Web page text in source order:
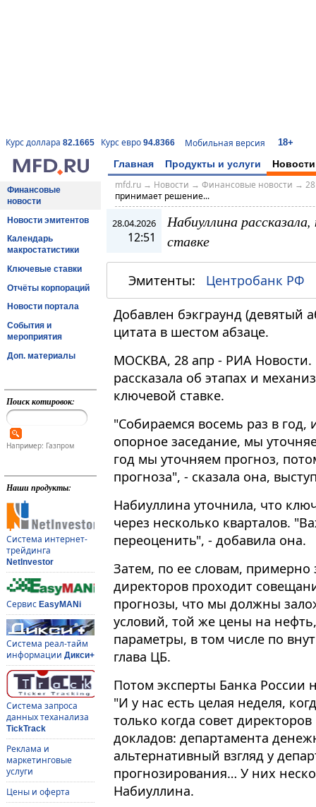
Курс доллара 82.1665 Курс евро 94.8366 Мобильная версия 18+
Главная Продукты и услуги Новости
Финансовые
новости
Новости эмитентов
Календарь
макростатистики
Ключевые ставки
Отчёты корпораций
Новости портала
События и
мероприятия
Доп. материалы
Поиск котировок:
Например: Газпром
Наши продукты:
Система интернет-
трейдинга
NetInvestor
Сервис EasyMANi
Система реал-тайм
информации Дикси+
Система запроса
данных теханализа
TickTrack
Реклама и
маркетинговые
услуги
Цены и оферта
mfd.ru→ Новости → Финансовые новости →
принимает решение...
28.04.2026
12:51
Набиуллина
ставке
Эмитенты: Центробанк РФ
Добавлен бэкграунд (девятый
цитата в шестом абзаце.
МОСКВА, 28 апр - РИА Новости.
рассказала об этапах и
ключевой ставке​​​.
"Собираемся восемь раз в год,
опорное заседание, мы
год мы уточняем прогноз,
прогноза", - сказала она,
Набиуллина уточнила, что
через несколько кварталов.
переоценить", - добавила она.
Затем, по ее словам, примерно
директоров проходит
прогнозы, что мы должны
условий, той же цены на
параметры, в том числе по
глава ЦБ.
Потом эксперты Банка России
"И у нас есть целая неделя,
только когда совет
докладов: департамента
альтернативный взгляд у
прогнозирования… У них
Набиуллина.